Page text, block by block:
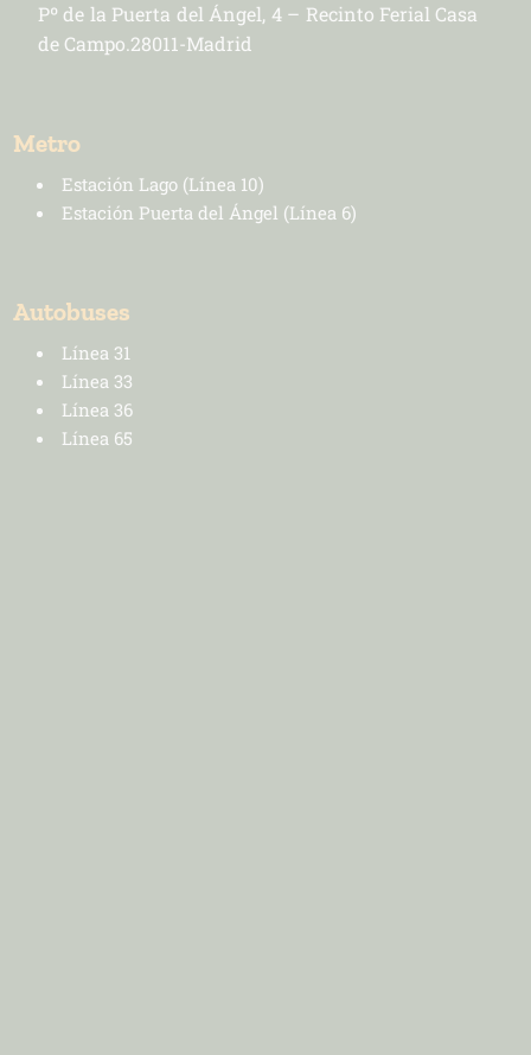
Pº de la Puerta del Ángel, 4 – Recinto Ferial Casa
de Campo.28011-Madrid
Metro
Estación Lago (Línea 10)
Estación Puerta del Ángel (Línea 6)
Autobuses
Línea 31
Línea 33
Línea 36
Línea 65
Finalidad:
Legitimación:
Destinatarios:
Derechos: